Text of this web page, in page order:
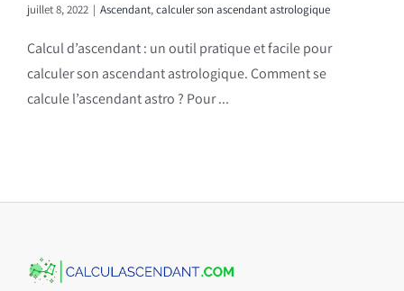
juillet 8, 2022 | Ascendant,calculer son ascendant astrologique
Calcul d’ascendant : un outil pratique et facile pour
calculer son ascendant astrologique. Comment se
calcule l’ascendant astro ? Pour ...